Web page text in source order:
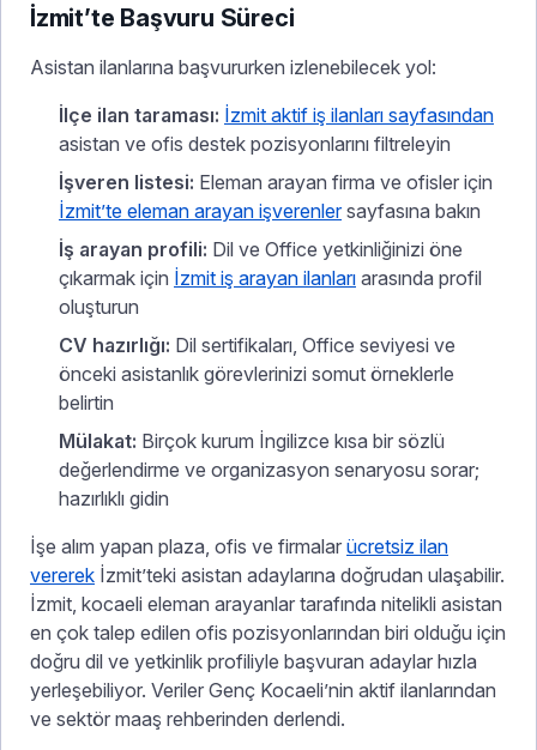
İzmit’te Başvuru Süreci
Asistan ilanlarına başvururken izlenebilecek yol:
İlçe ilan taraması: İzmit aktif iş ilanları sayfasından
asistan ve ofis destek pozisyonlarını filtreleyin
İşveren listesi: Eleman arayan firma ve ofisler için
İzmit’te eleman arayan işverenlersayfasına bakın
İş arayan profili: Dil ve Office yetkinliğinizi öne
çıkarmak için İzmit iş arayan ilanları arasında profil
oluşturun
CV hazırlığı: Dil sertifikaları, Office seviyesi ve
önceki asistanlık görevlerinizi somut örneklerle
belirtin
Mülakat: Birçok kurum İngilizce kısa bir sözlü
değerlendirme ve organizasyon senaryosu sorar;
hazırlıklı gidin
İşe alım yapan plaza, ofis ve firmalar ücretsiz ilan
vererek İzmit’teki asistan adaylarına doğrudan ulaşabilir.
İzmit, kocaeli eleman arayanlar tarafında nitelikli asistan
en çok talep edilen ofis pozisyonlarından biri olduğu için
doğru dil ve yetkinlik profiliyle başvuran adaylar hızla
yerleşebiliyor. Veriler Genç Kocaeli’nin aktif ilanlarından
ve sektör maaş rehberinden derlendi.